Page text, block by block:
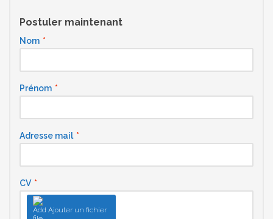
Postuler maintenant
Nom *
Prénom *
Adresse mail *
CV *
Ajouter un fichier